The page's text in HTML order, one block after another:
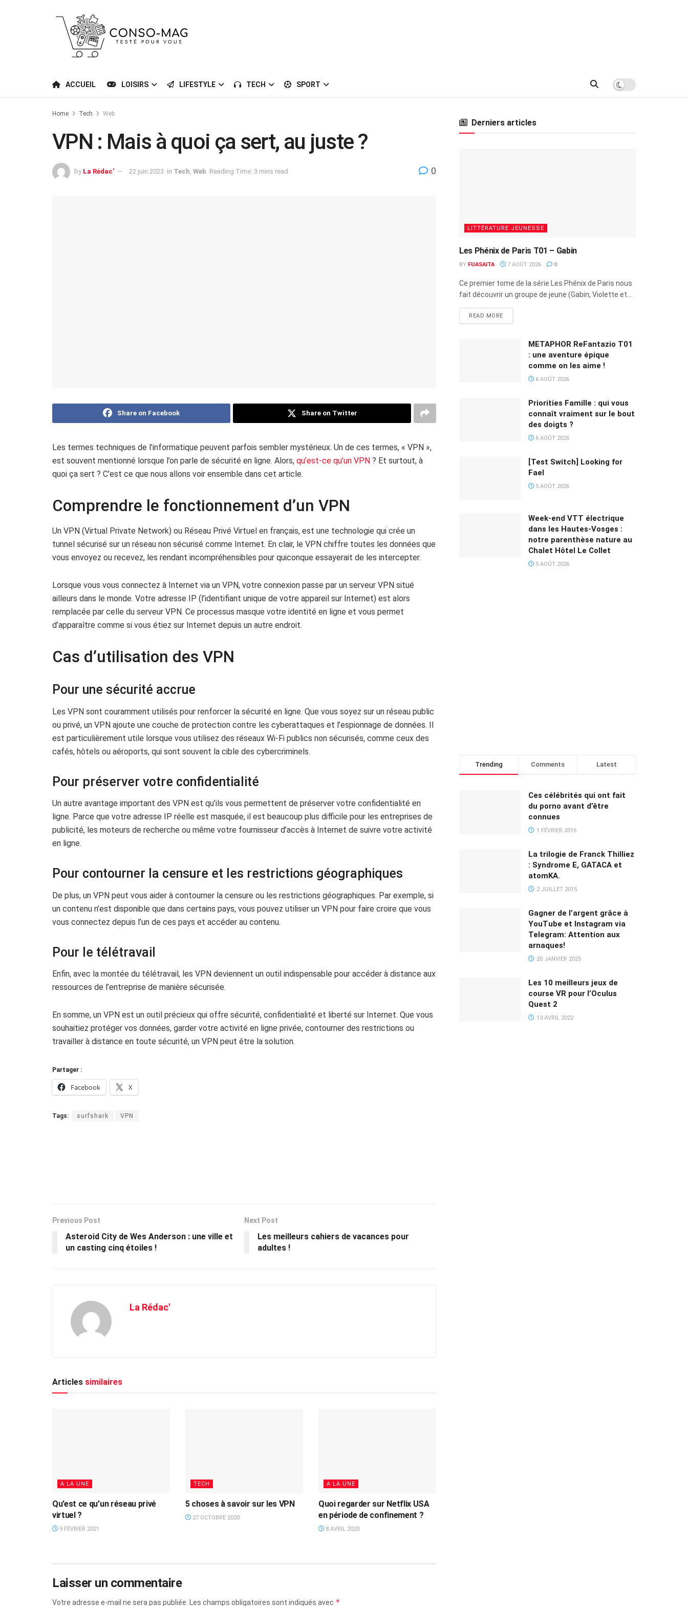
ACCUEIL LOISIRS LIFESTYLE TECH SPORT
Home Tech Web
VPN : Mais à quoi ça sert, au juste ?
by La Rédac' 22 juin 2023 in Tech Web Reading Time: 3 mins read 0
Share on Facebook Share on Twitter
Les termes techniques de l’informatique peuvent parfois sembler mystérieux. Un de ces termes, « VPN »,
est souvent mentionné lorsque l’on parle de sécurité en ligne. Alors, qu’est-ce qu’un VPN ? Et surtout, à
quoi ça sert ? C’est ce que nous allons voir ensemble dans cet article.
Comprendre le fonctionnement d’un VPN
Un VPN (Virtual Private Network) ou Réseau Privé Virtuel en français, est une technologie qui crée un
tunnel sécurisé sur un réseau non sécurisé comme Internet. En clair, le VPN chiffre toutes les données que
vous envoyez ou recevez, les rendant incompréhensibles pour quiconque essayerait de les intercepter.
Lorsque vous vous connectez à Internet via un VPN, votre connexion passe par un serveur VPN situé
ailleurs dans le monde. Votre adresse IP (l’identifiant unique de votre appareil sur Internet) est alors
remplacée par celle du serveur VPN. Ce processus masque votre identité en ligne et vous permet
d’apparaître comme si vous étiez sur Internet depuis un autre endroit.
Cas d’utilisation des VPN
Pour une sécurité accrue
Les VPN sont couramment utilisés pour renforcer la sécurité en ligne. Que vous soyez sur un réseau public
ou privé, un VPN ajoute une couche de protection contre les cyberattaques et l’espionnage de données. Il
est particulièrement utile lorsque vous utilisez des réseaux Wi-Fi publics non sécurisés, comme ceux des
cafés, hôtels ou aéroports, qui sont souvent la cible des cybercriminels.
Pour préserver votre confidentialité
Un autre avantage important des VPN est qu’ils vous permettent de préserver votre confidentialité en
ligne. Parce que votre adresse IP réelle est masquée, il est beaucoup plus difficile pour les entreprises de
publicité, les moteurs de recherche ou même votre fournisseur d’accès à Internet de suivre votre activité
en ligne.
Pour contourner la censure et les restrictions géographiques
De plus, un VPN peut vous aider à contourner la censure ou les restrictions géographiques. Par exemple, si
un contenu n’est disponible que dans certains pays, vous pouvez utiliser un VPN pour faire croire que vous
vous connectez depuis l’un de ces pays et accéder au contenu.
Pour le télétravail
Enfin, avec la montée du télétravail, les VPN deviennent un outil indispensable pour accéder à distance aux
ressources de l’entreprise de manière sécurisée.
En somme, un VPN est un outil précieux qui offre sécurité, confidentialité et liberté sur Internet. Que vous
souhaitiez protéger vos données, garder votre activité en ligne privée, contourner des restrictions ou
travailler à distance en toute sécurité, un VPN peut être la solution.
Partager :
Facebook X
Tags: surfshark VPN
Previous Post
Asteroid City de Wes Anderson : une ville et
un casting cinq étoiles !
Next Post
Les meilleurs cahiers de vacances pour
adultes !
La Rédac'
Articles similaires
A LA UNE
Qu’est ce qu’un réseau privé
virtuel ?
9 FÉVRIER 2021
TECH
5 choses à savoir sur les VPN
27 OCTOBRE 2020
A LA UNE
Quoi regarder sur Netflix USA
en période de confinement ?
8 AVRIL 2020
Laisser un commentaire
Votre adresse e-mail ne sera pas publiée. Les champs obligatoires sont indiqués avec *
Derniers articles
LITTÉRATURE JEUNESSE
Les Phénix de Paris T01 – Gabin
BY FUASAITA 7 AOÛT 2026 0
Ce premier tome de la série Les Phénix de Paris nous
fait découvrir un groupe de jeune (Gabin, Violette et...
READ MORE
METAPHOR ReFantazio T01
: une aventure épique
comme on les aime !
6 AOÛT 2026
Priorities Famille : qui vous
connaît vraiment sur le bout
des doigts ?
6 AOÛT 2026
[Test Switch] Looking for
Fael
5 AOÛT 2026
Week-end VTT électrique
dans les Hautes-Vosges :
notre parenthèse nature au
Chalet Hôtel Le Collet
5 AOÛT 2026
Trending Comments Latest
Ces célébrités qui ont fait
du porno avant d’être
connues
1 FÉVRIER 2016
La trilogie de Franck Thilliez
: Syndrome E, GATACA et
atomKA.
2 JUILLET 2015
Gagner de l’argent grâce à
YouTube et Instagram via
Telegram: Attention aux
arnaques!
20 JANVIER 2025
Les 10 meilleurs jeux de
course VR pour l’Oculus
Quest 2
13 AVRIL 2022